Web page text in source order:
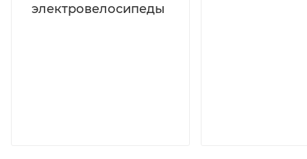
электровелосипеды